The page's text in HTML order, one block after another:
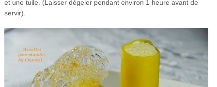
et une tuile. (Laisser dégeler pendant environ 1 heure avant de
servir).